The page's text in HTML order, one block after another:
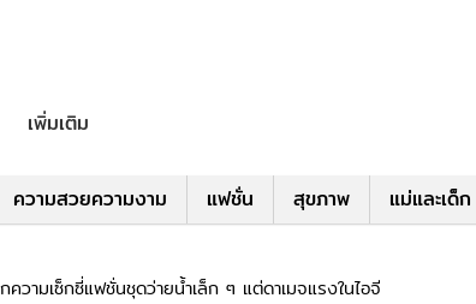
เพิ่มเติม
ความสวยความงาม แฟชั่น สุขภาพ แม่และเด็ก
ความเซ็กซี่แฟชั่นชุดว่ายน้ำเล็ก ๆ แต่ดาเมจแรงในไอจี